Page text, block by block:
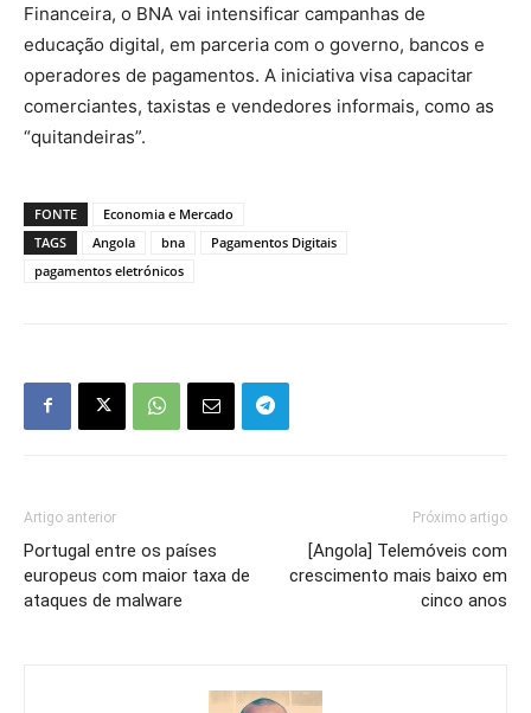
Financeira, o BNA vai intensificar campanhas de
educação digital, em parceria com o governo, bancos e
operadores de pagamentos. A iniciativa visa capacitar
comerciantes, taxistas e vendedores informais, como as
“quitandeiras”.
FONTE
Economia e Mercado
TAGS
Angola bna
Pagamentos Digitais
pagamentos eletrónicos
Artigo anterior
Portugal entre os países
europeus com maior taxa de
ataques de malware
Próximo artigo
[Angola] Telemóveis com
crescimento mais baixo em
cinco anos